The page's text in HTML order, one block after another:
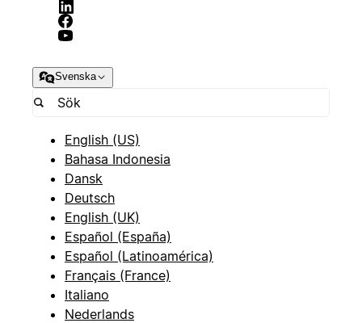
Svenska
English (US)
Bahasa Indonesia
Dansk
Deutsch
English (UK)
Español (España)
Español (Latinoamérica)
Français (France)
Italiano
Nederlands